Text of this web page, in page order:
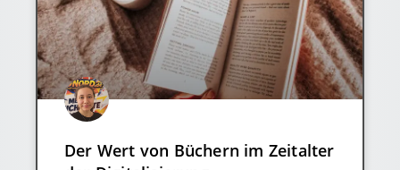
Der Wert von Büchern im Zeitalter